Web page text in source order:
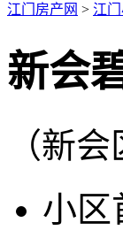
江门房产网 > 江
新会
（新
小区